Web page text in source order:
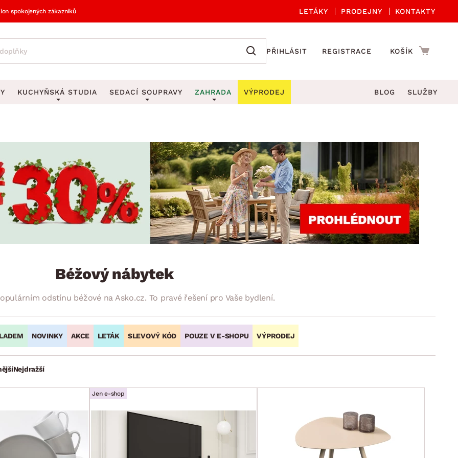
spokojených zákazníků LETÁKY PRODEJNY KONTAKTY
PŘIHLÁSIT REGISTRACE KOŠÍK
Obrazy
Hodiny
Vázy
Zobrazit vše
Věšáky na klíče
Stojany na deštníky
Stojany na noviny
Stojany na oblečení
Zobrazit vše
Kuchyňské příslušenství
Koupelnové doplňky
Zahradní doplňky
ZAHRADNÍ DOPLŇKY VÁNOCE
KUCHYŇSKÁ STUDIA SEDACÍ SOUPRAVY
Rohové sedací soupravy
Sedací soupravy 3-2-1
Sedací soupravy na míru
ZAHRADA
Zahradní židle a křesla
Zahradní lavice
Zahradní stoly
Zahradní houpačky
Zahradní lehátka
Zahradní doplňky
VÝPRODEJ BLOG SLUŽBY
Béžový nábytek
odstínu béžové na Asko.cz. To pravé řešení pro Vaše bydlení.
NOVINKY AKCE LETÁK SLEVOVÝ KÓD POUZE V E-SHOPU VÝPRODEJ
Nejdražší
Jen e-shop